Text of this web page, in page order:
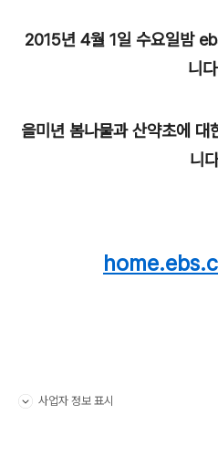
2015년 4월 1일 수요일밤
니
을미년 봄나물과 산약초에 대
니다
사업자 정보 표시